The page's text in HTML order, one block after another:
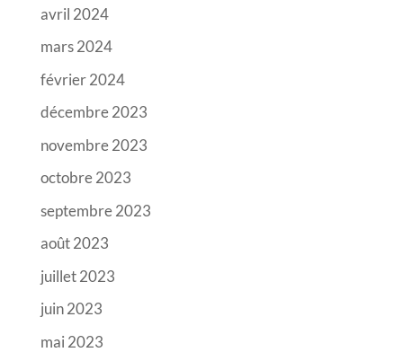
avril 2024
mars 2024
février 2024
décembre 2023
novembre 2023
octobre 2023
septembre 2023
août 2023
juillet 2023
juin 2023
mai 2023